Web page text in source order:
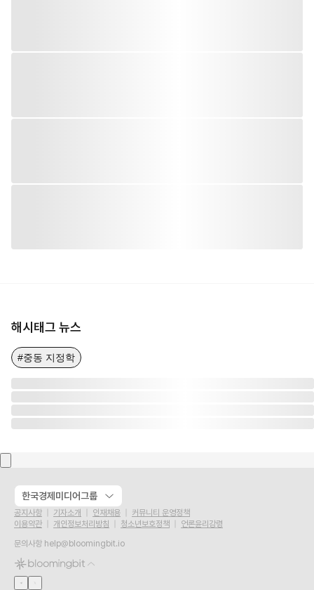
해시태그 뉴스
#중동 지정학
한국경제미디어그룹
공지사항 기자소개 인재채용
커뮤니티 운영정책
이용약관
개인정보처리방침 청소년보호정책
언론윤리강령
문의사항 help@bloomingbit.io